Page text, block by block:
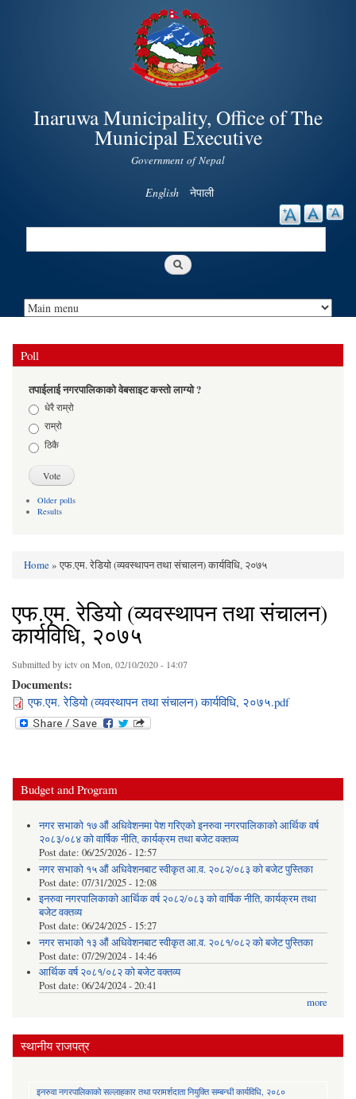
Skip to
main
content
Inaruwa Municipality, Office of The
Municipal Executive
Government of Nepal
English नेपाली
Search
Poll
तपाईलाई नगरपालिकाको वेबसाइट कस्तो लाग्यो ?
Choicesधेरै राम्रो
राम्रो
ठिकै
Older polls
Results
You are here
Home» एफ.एम. रेडियो (व्यवस्थापन तथा संचालन) कार्यविधि, २०७५
एफ.एम. रेडियो (व्यवस्थापन तथा संचालन)
कार्यविधि, २०७५
Submitted byictvon Mon, 02/10/2020 - 14:07
Documents:
एफ.एम. रेडियो (व्यवस्थापन तथा संचालन) कार्यविधि, २०७५.pdf
Budget and Program
नगर सभाको १७ औं अधिवेशनमा पेश गरिएको इनरुवा नगरपालिकाको आर्थिक वर्ष
२०८३/०८४ को वार्षिक नीति, कार्यक्रम तथा बजेट वक्तव्य
Post date: 06/25/2026 - 12:57
नगर सभाको १५ औं अधिवेशनबाट स्वीकृत आ.व. २०८२/०८३ को बजेट पुस्तिका
Post date: 07/31/2025 - 12:08
इनरुवा नगरपालिकाको आर्थिक वर्ष २०८२/०८३ को वार्षिक नीति, कार्यक्रम तथा
बजेट वक्तव्य
Post date: 06/24/2025 - 15:27
नगर सभाको १३ औं अधिवेशनबाट स्वीकृत आ.व. २०८१/०८२ को बजेट पुस्तिका
Post date: 07/29/2024 - 14:46
आर्थिक वर्ष २०८१/०८२ को बजेट वक्तव्य
Post date: 06/24/2024 - 20:41
more
स्थानीय राजपत्र
इनरुवा नगरपालिकाको सल्लाहकार तथा परामर्शदाता नियुक्ति सम्बन्धी कार्यविधि, २०८०